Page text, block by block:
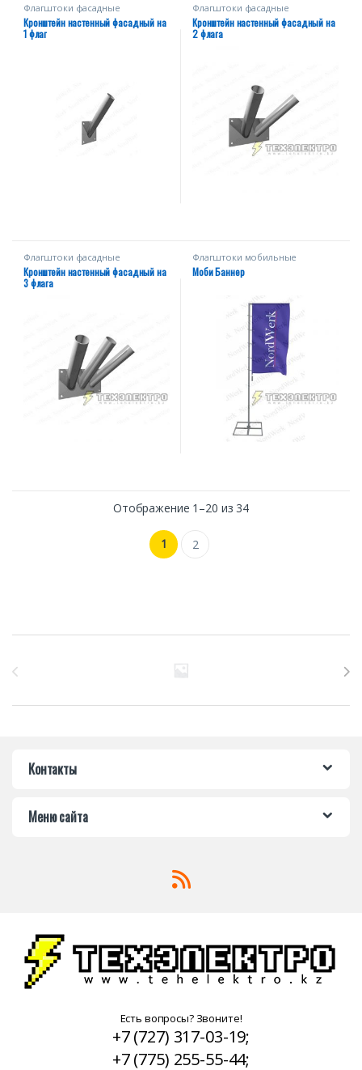
Флагштоки фасадные
Кронштейн настенный фасадный на
1 флаг
Флагштоки фасадные
Кронштейн настенный фасадный на
2 флага
Флагштоки фасадные
Кронштейн настенный фасадный на
3 флага
Флагштоки мобильные
Моби Баннер
Отображение 1–20 из 34
1 2
Контакты
Меню сайта
Есть вопросы? Звоните!
+7 (727) 317-03-19;
+7 (775) 255-55-44;